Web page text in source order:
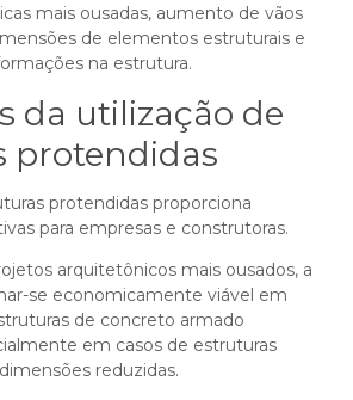
mais ousadas, aumento de vãos
de elementos estruturais e
na estrutura.
da utilização de
protendidas
protendidas proporciona
para empresas e construtoras.
arquitetônicos mais ousados, a
se economicamente viável em
de concreto armado
em casos de estruturas
reduzidas.